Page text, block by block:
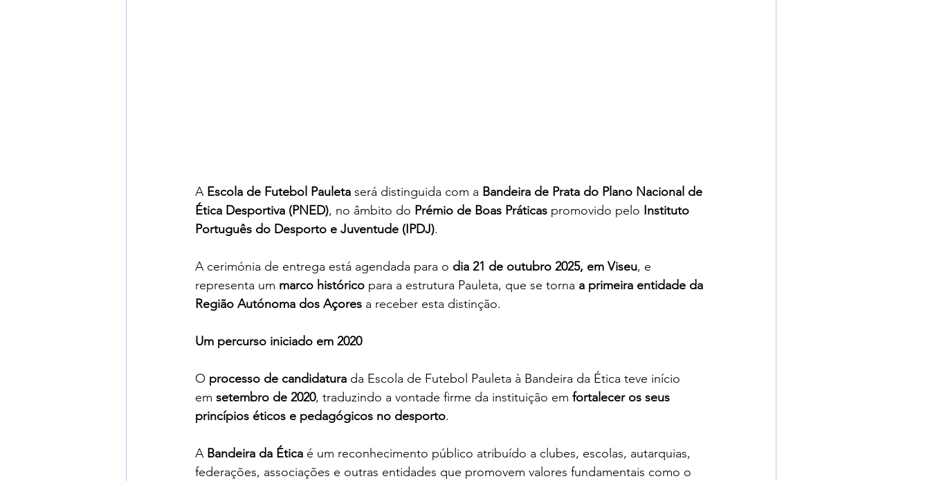
A Escola de Futebol Pauleta será distinguida com a Bandeira de Prata do Plano Nacional de
Ética Desportiva (PNED), no âmbito do Prémio de Boas Práticas promovido pelo Instituto
Português do Desporto e Juventude (IPDJ).
A cerimónia de entrega está agendada para o dia 21 de outubro 2025, em Viseu, e
representa um marco histórico para a estrutura Pauleta, que se torna a primeira entidade da
Região Autónoma dos Açores a receber esta distinção.
Um percurso iniciado em 2020
O processo de candidatura da Escola de Futebol Pauleta à Bandeira da Ética teve início
em setembro de 2020, traduzindo a vontade firme da instituição em fortalecer os seus
princípios éticos e pedagógicos no desporto.
A Bandeira da Ética é um reconhecimento público atribuído a clubes, escolas, autarquias,
federações, associações e outras entidades que promovem valores fundamentais como o